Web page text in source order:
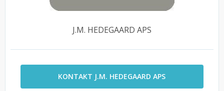
J.M. HEDEGAARD APS
KONTAKT J.M. HEDEGAARD APS